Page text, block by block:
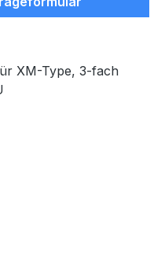
XM-Type, 3-fach